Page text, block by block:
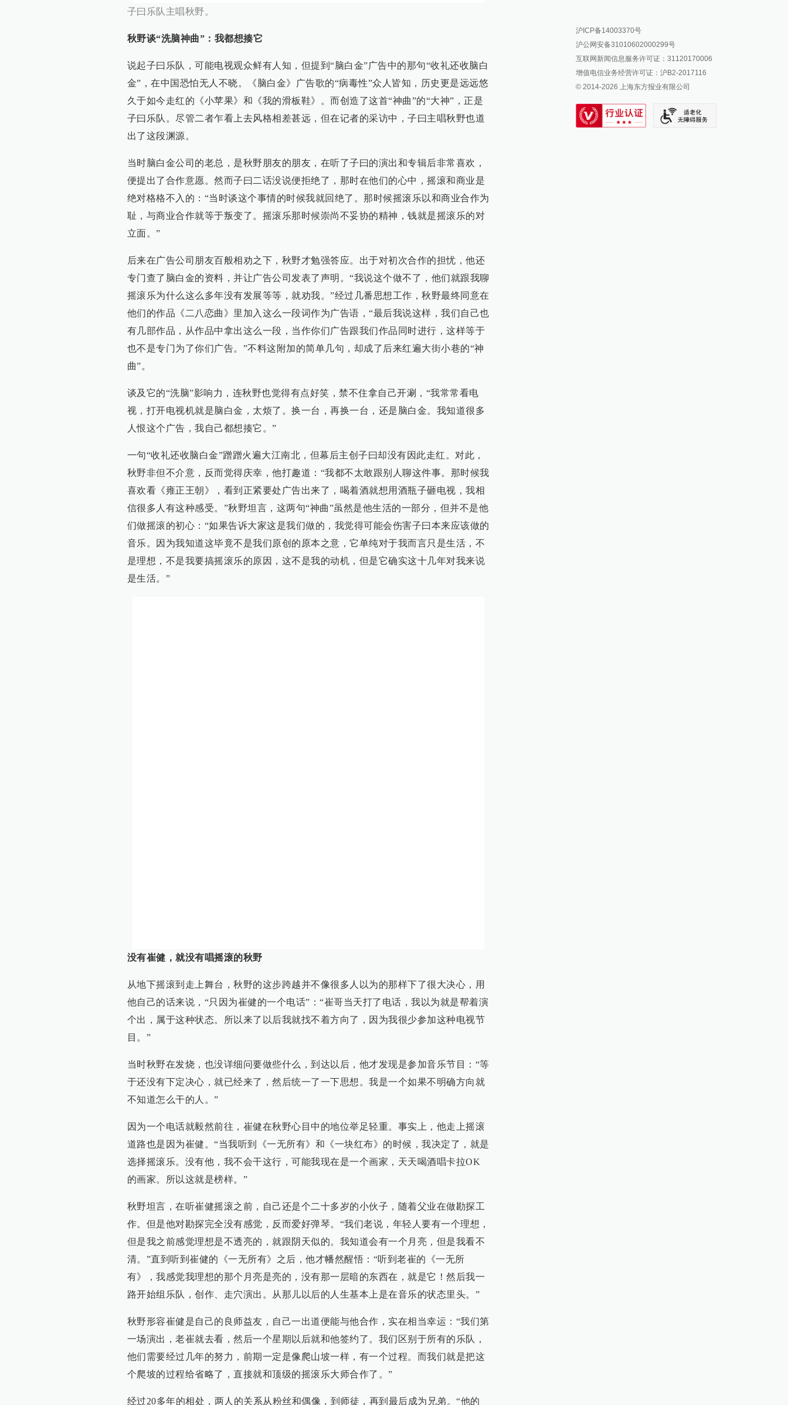
子曰乐队主唱秋野。
秋野谈“洗脑神曲”：我都想揍它
说起子曰乐队，可能电视观众鲜有人知，但提到“脑白金”广告中的那句“收礼还收脑白
金”，在中国恐怕无人不晓。《脑白金》广告歌的“病毒性”众人皆知，历史更是远远悠
久于如今走红的《小苹果》和《我的滑板鞋》。而创造了这首“神曲”的“大神”，正是
子曰乐队。尽管二者乍看上去风格相差甚远，但在记者的采访中，子曰主唱秋野也道
出了这段渊源。
当时脑白金公司的老总，是秋野朋友的朋友，在听了子曰的演出和专辑后非常喜欢，
便提出了合作意愿。然而子曰二话没说便拒绝了，那时在他们的心中，摇滚和商业是
绝对格格不入的：“当时谈这个事情的时候我就回绝了。那时候摇滚乐以和商业合作为
耻，与商业合作就等于叛变了。摇滚乐那时候崇尚不妥协的精神，钱就是摇滚乐的对
立面。”
后来在广告公司朋友百般相劝之下，秋野才勉强答应。出于对初次合作的担忧，他还
专门查了脑白金的资料，并让广告公司发表了声明。“我说这个做不了，他们就跟我聊
摇滚乐为什么这么多年没有发展等等，就劝我。”经过几番思想工作，秋野最终同意在
他们的作品《二八恋曲》里加入这么一段词作为广告语，“最后我说这样，我们自己也
有几部作品，从作品中拿出这么一段，当作你们广告跟我们作品同时进行，这样等于
也不是专门为了你们广告。”不料这附加的简单几句，却成了后来红遍大街小巷的“神
曲”。
谈及它的“洗脑”影响力，连秋野也觉得有点好笑，禁不住拿自己开涮，“我常常看电
视，打开电视机就是脑白金，太烦了。换一台，再换一台，还是脑白金。我知道很多
人恨这个广告，我自己都想揍它。”
一句“收礼还收脑白金”蹭蹭火遍大江南北，但幕后主创子曰却没有因此走红。对此，
秋野非但不介意，反而觉得庆幸，他打趣道：“我都不太敢跟别人聊这件事。那时候我
喜欢看《雍正王朝》，看到正紧要处广告出来了，喝着酒就想用酒瓶子砸电视，我相
信很多人有这种感受。”秋野坦言，这两句“神曲”虽然是他生活的一部分，但并不是他
们做摇滚的初心：“如果告诉大家这是我们做的，我觉得可能会伤害子曰本来应该做的
音乐。因为我知道这毕竟不是我们原创的原本之意，它单纯对于我而言只是生活，不
是理想，不是我要搞摇滚乐的原因，这不是我的动机，但是它确实这十几年对我来说
是生活。”
没有崔健，就没有唱摇滚的秋野
从地下摇滚到走上舞台，秋野的这步跨越并不像很多人以为的那样下了很大决心，用
他自己的话来说，“只因为崔健的一个电话”：“崔哥当天打了电话，我以为就是帮着演
个出，属于这种状态。所以来了以后我就找不着方向了，因为我很少参加这种电视节
目。”
当时秋野在发烧，也没详细问要做些什么，到达以后，他才发现是参加音乐节目：“等
于还没有下定决心，就已经来了，然后统一了一下思想。我是一个如果不明确方向就
不知道怎么干的人。”
因为一个电话就毅然前往，崔健在秋野心目中的地位举足轻重。事实上，他走上摇滚
道路也是因为崔健。“当我听到《一无所有》和《一块红布》的时候，我决定了，就是
选择摇滚乐。没有他，我不会干这行，可能我现在是一个画家，天天喝酒唱卡拉OK
的画家。所以这就是榜样。”
秋野坦言，在听崔健摇滚之前，自己还是个二十多岁的小伙子，随着父业在做勘探工
作。但是他对勘探完全没有感觉，反而爱好弹琴。“我们老说，年轻人要有一个理想，
但是我之前感觉理想是不透亮的，就跟阴天似的。我知道会有一个月亮，但是我看不
清。”直到听到崔健的《一无所有》之后，他才幡然醒悟：“听到老崔的《一无所
有》，我感觉我理想的那个月亮是亮的，没有那一层暗的东西在，就是它！然后我一
路开始组乐队，创作、走穴演出。从那儿以后的人生基本上是在音乐的状态里头。”
秋野形容崔健是自己的良师益友，自己一出道便能与他合作，实在相当幸运：“我们第
一场演出，老崔就去看，然后一个星期以后就和他签约了。我们区别于所有的乐队，
他们需要经过几年的努力，前期一定是像爬山坡一样，有一个过程。而我们就是把这
个爬坡的过程给省略了，直接就和顶级的摇滚乐大师合作了。”
经过20多年的相处，两人的关系从粉丝和偶像，到师徒，再到最后成为兄弟。“他的
澎湃新闻公众号
澎湃新闻抖音号
派生万物开放平台
IP SHANGHAI
SIXTH TONE
报料邮箱: news@thepaper.cn
沪ICP备14003370号
沪公网安备31010602000299号
互联网新闻信息服务许可证：31120170006
增值电信业务经营许可证：沪B2-2017116
© 2014-2026 上海东方报业有限公司